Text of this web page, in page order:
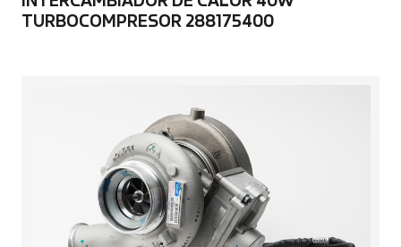
TURBOCOMPRESOR 288175400